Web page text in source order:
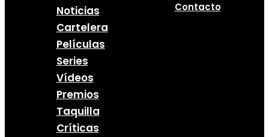
Noticias
Cartelera
Películas
Series
Vídeos
Premios
Taquilla
Críticas
Contacto